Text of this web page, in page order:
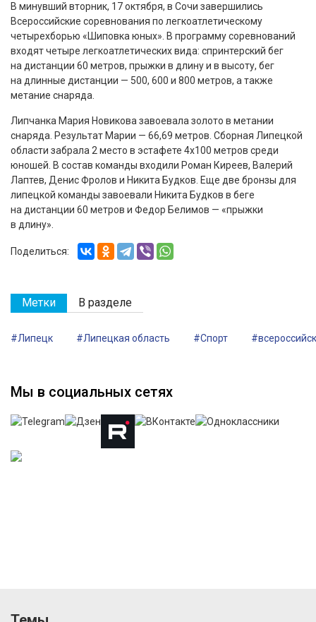
В минувший вторник, 17 октября, в Сочи завершились
Всероссийские соревнования по легкоатлетическому
четырехборью «Шиповка юных». В программу соревнований
входят четыре легкоатлетических вида: спринтерский бег
на дистанции 60 метров, прыжки в длину и в высоту, бег
на длинные дистанции — 500, 600 и 800 метров, а также
метание снаряда.
Липчанка Мария Новикова завоевала золото в метании
снаряда. Результат Марии — 66,69 метров. Сборная Липецкой
области забрала 2 место в эстафете 4х100 метров среди
юношей. В состав команды входили Роман Киреев, Валерий
Лаптев, Денис Фролов и Никита Будков. Еще две бронзы для
липецкой команды завоевали Никита Будков в беге
на дистанции 60 метров и Федор Белимов — «прыжки
в длину».
Поделиться:
Метки В разделе
#Липецк #Липецкая область #Спорт
Мы в социальных сетях